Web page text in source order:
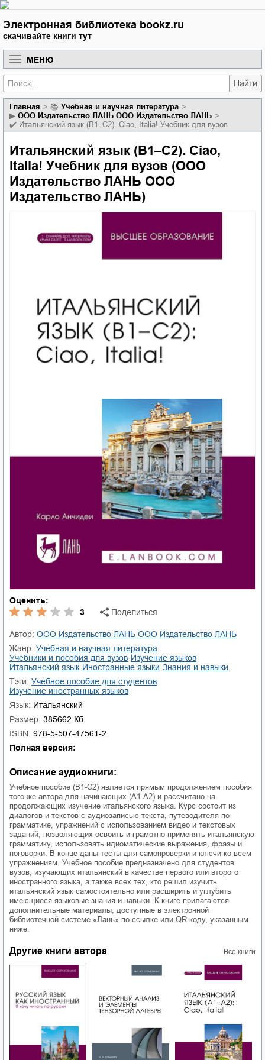
Электронная библиотека bookz.ru
скачивайте книги тут
МЕНЮ
Найти
Главная 📚
учебная и научная литература
▶ ООО Издательство ЛАНЬ ООО Издательство ЛАНЬ
✔️ Итальянский язык (B1–C2). Ciao, Italia! Учебник для вузов
Итальянский язык (B1–C2). Ciao,
Italia! Учебник для вузов (ООО
Издательство ЛАНЬ ООО
Издательство ЛАНЬ)
Оценить:
3
Поделиться
Автор:
ООО Издательство ЛАНЬ ООО Издательство ЛАНЬ
Жанр:
учебная и научная литература
учебники и пособия для вузов
изучение языков
итальянский язык
иностранные языки
знания и навыки
Тэги:
учебное пособие для студентов
изучение иностранных языков
Язык: Итальянский
Размер: 385662 Кб
ISBN: 978-5-507-47561-2
Полная версия:
Описание аудиокниги:
Учебное пособие (В1-С2) является прямым продолжением пособия
того же автора для начинающих (А1-А2) и рассчитано на
продолжающих изучение итальянского языка. Курс состоит из
диалогов и текстов с аудиозаписью текста, путеводителя по
грамматике, упражнений с использованием видео и текстовых
заданий, позволяющих освоить и грамотно применять итальянскую
грамматику, использовать идиоматические выражения, фразы и
поговорки. В конце даны тесты для самопроверки и ключи ко всем
упражнениям. Учебное пособие предназначено для студентов
вузов, изучающих итальянский в качестве первого или второго
иностранного языка, а также всех тех, кто решил изучить
итальянский язык самостоятельно или расширить и углубить
имеющиеся языковые знания и навыки. К книге прилагаются
дополнительные материалы, доступные в электронной
библиотечной системе «Лань» по ссылке или QR-коду, указанным
ниже.
Другие книги автора Все книги